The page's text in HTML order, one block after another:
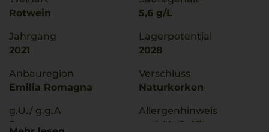
Rotwein
Jahrgang
2021
Anbauregion
Emilia Romagna
g.U./ g.g.A
Romagna
5,6 g/L
Lagerpotential
2028
Verschluss
Naturkorken
Allergenhinweis
enthält Sulfite